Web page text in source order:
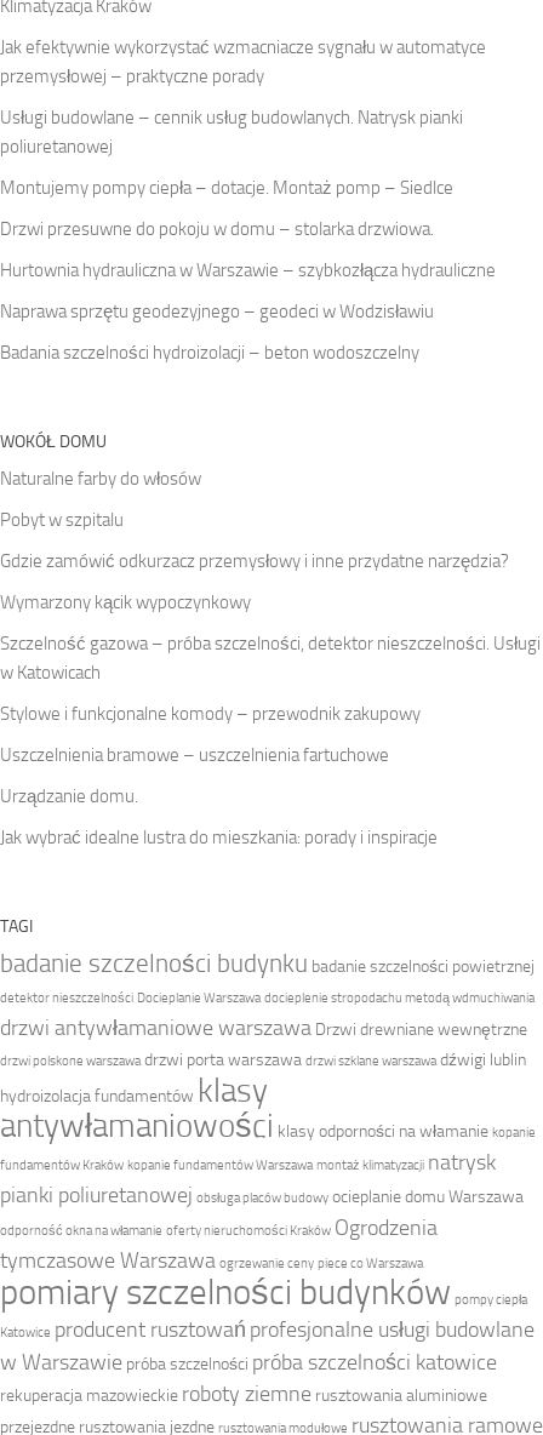
Klimatyzacja Kraków
Jak efektywnie wykorzystać wzmacniacze sygnału w automatyce
przemysłowej – praktyczne porady
Usługi budowlane – cennik usług budowlanych. Natrysk pianki
poliuretanowej
Montujemy pompy ciepła – dotacje. Montaż pomp – Siedlce
Drzwi przesuwne do pokoju w domu – stolarka drzwiowa.
Hurtownia hydrauliczna w Warszawie – szybkozłącza hydrauliczne
Naprawa sprzętu geodezyjnego – geodeci w Wodzisławiu
Badania szczelności hydroizolacji – beton wodoszczelny
WOKÓŁ DOMU
Naturalne farby do włosów
Pobyt w szpitalu
Gdzie zamówić odkurzacz przemysłowy i inne przydatne narzędzia?
Wymarzony kącik wypoczynkowy
Szczelność gazowa – próba szczelności, detektor nieszczelności. Usługi
w Katowicach
Stylowe i funkcjonalne komody – przewodnik zakupowy
Uszczelnienia bramowe – uszczelnienia fartuchowe
Urządzanie domu.
Jak wybrać idealne lustra do mieszkania: porady i inspiracje
TAGI
badanie szczelności budynku badanie szczelności powietrznej
detektor nieszczelności Docieplanie Warszawa docieplenie stropodachu metodą wdmuchiwania
drzwi antywłamaniowe warszawa Drzwi drewniane wewnętrzne
drzwi polskone warszawa drzwi porta warszawa drzwi szklane warszawa dźwigi lublin
hydroizolacja fundamentów klasy
antywłamaniowości klasy odporności na włamanie kopanie
fundamentów Kraków kopanie fundamentów Warszawa montaż klimatyzacji natrysk
pianki poliuretanowej obsługa placów budowy ocieplanie domu Warszawa
odporność okna na włamanie oferty nieruchomości Kraków Ogrodzenia
tymczasowe Warszawa ogrzewanie ceny piece co Warszawa
pomiary szczelności budynków pompy ciepła
Katowice producent rusztowań profesjonalne usługi budowlane
w Warszawie próba szczelności próba szczelności katowice
rekuperacja mazowieckie roboty ziemne rusztowania aluminiowe
przejezdne rusztowania jezdne rusztowania modułowe rusztowania ramowe